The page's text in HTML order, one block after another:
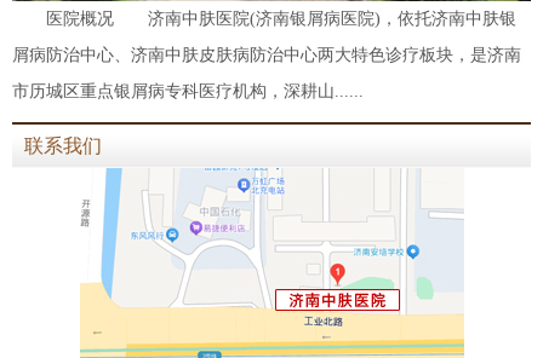
医院概况 济南中肤医院(济南银屑病医院)，依托济南中肤银
屑病防治中心、济南中肤皮肤病防治中心两大特色诊疗板块，是济南
市历城区重点银屑病专科医疗机构，深耕山......
联系我们